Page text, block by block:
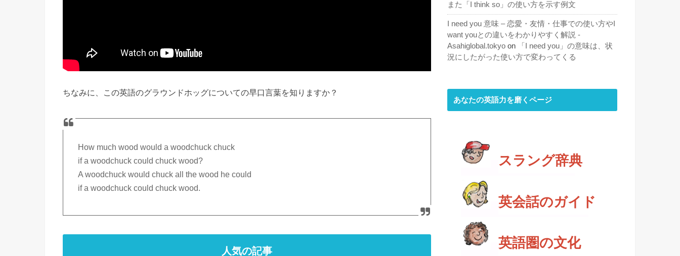
ちなみに、この英語のグラウンドホッグについての早口言葉を知りますか？
How much wood would a woodchuck chuck
if a woodchuck could chuck wood?
A woodchuck would chuck all the wood he could
if a woodchuck could chuck wood.
人気の記事
また「I think so」の使い方を示す例文
I need you 意味 – 恋愛・友情・仕事での使い方やI
want youとの違いをわかりやすく解説 -
Asahiglobal.tokyo on
「I need you」の意味は、状
況にしたがった使い方で変わってくる
あなたの英語力を磨くページ
スラング辞典
英会話のガイド
英語圏の文化